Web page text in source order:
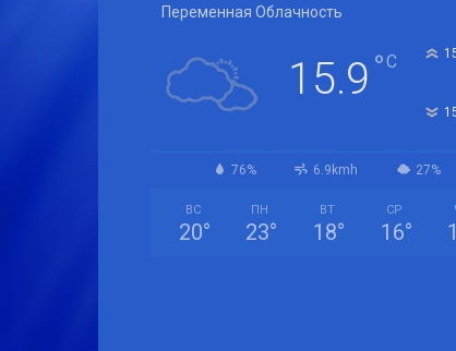
Переменная Облачность
15.9 °C
76% 6.9kmh 27%
ВС
20°
ПН
23°
ВТ
18°
СР
16°